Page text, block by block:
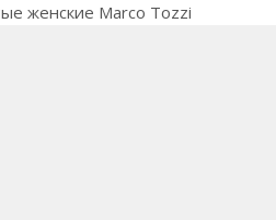
женские Marco Tozzi